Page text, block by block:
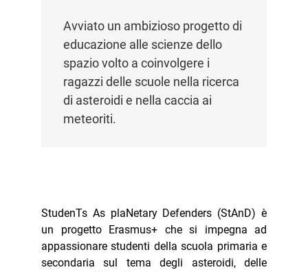
Avviato un ambizioso progetto di
educazione alle scienze dello
spazio volto a coinvolgere i
ragazzi delle scuole nella ricerca
di asteroidi e nella caccia ai
meteoriti.
StudenTs As plaNetary Defenders (StAnD) è
un progetto Erasmus+ che si impegna ad
appassionare studenti della scuola primaria e
secondaria sul tema degli asteroidi, delle